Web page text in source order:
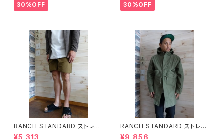
30%OFF 30%OFF
RANCH STANDARD ストレッ
チライトツイルベイカーショーツ
¥5,313
RANCH STANDARD ストレッ
チツイルルーズフィットM-51フィ
¥9,856